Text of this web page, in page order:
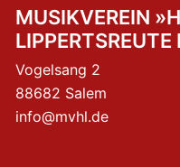
MUSIKVEREIN
LIPPERTSREUTE
Vogelsang 2
88682 Salem
info@mvhl.de